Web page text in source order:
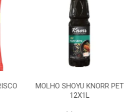
MOLHO SHOYU KNORR PET